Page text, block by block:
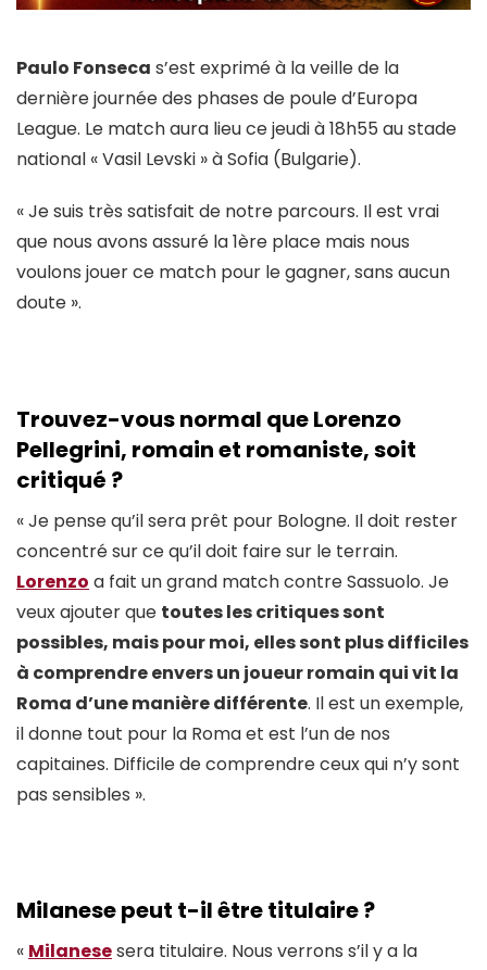
Paulo Fonseca s’est exprimé à la veille de la
dernière journée des phases de poule d’Europa
League. Le match aura lieu ce jeudi à 18h55 au stade
national « Vasil Levski » à Sofia (Bulgarie).
« Je suis très satisfait de notre parcours. Il est vrai
que nous avons assuré la 1ère place mais nous
voulons jouer ce match pour le gagner, sans aucun
doute ».
Trouvez-vous normal que Lorenzo
Pellegrini, romain et romaniste, soit
critiqué ?
« Je pense qu’il sera prêt pour Bologne. Il doit rester
concentré sur ce qu’il doit faire sur le terrain.
Lorenzo a fait un grand match contre Sassuolo. Je
veux ajouter que toutes les critiques sont
possibles, mais pour moi, elles sont plus difficiles
à comprendre envers un joueur romain qui vit la
Roma d’une manière différente. Il est un exemple,
il donne tout pour la Roma et est l’un de nos
capitaines. Difficile de comprendre ceux qui n’y sont
pas sensibles ».
Milanese peut t-il être titulaire ?
« Milanesesera titulaire. Nous verrons s’il y a la